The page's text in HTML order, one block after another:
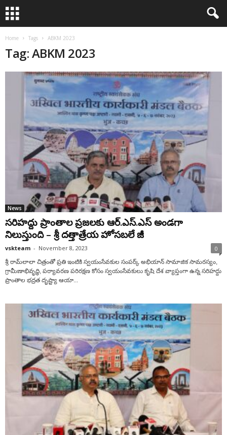
Home Tags ABKM 2023
Tag: ABKM 2023
News
స‌రిహ‌ద్దు ప్రాంతాల ప్ర‌జ‌ల‌కు ఆర్‌.ఎస్‌.ఎస్ అండ‌గా
నిలుస్తుంది – శ్రీ ద‌త్తాత్రేయ హోస‌బ‌లే జీ
vskteam - November 8, 2023 0
శ్రీ రామ్‌లాలా చిత్రంతో ప్రతి ఇంటికి స్వయంసేవకుల సంపర్క్ అభియాన్ సామాజిక సామరస్యం,
గ్రామీణాభివృద్ధి, పర్యావరణ పరిరక్షణ కోసం స్వయంసేవకులు కృషి దేశ వ్యాప్తంగా ఉన్న సరిహద్దు
ప్రాంతాల భద్రత దృష్ట్యా ఆయా...